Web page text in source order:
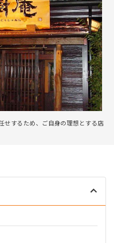
せするため、ご自身の理想とする店